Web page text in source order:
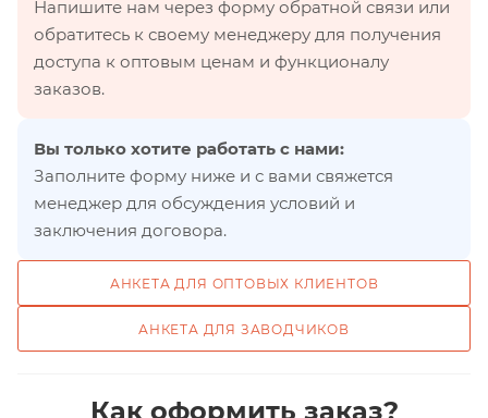
Напишите нам через форму обратной связи или
обратитесь к своему менеджеру для получения
доступа к оптовым ценам и функционалу
заказов.
Вы только хотите работать с нами:
Заполните форму ниже и с вами свяжется
менеджер для обсуждения условий и
заключения договора.
АНКЕТА ДЛЯ ОПТОВЫХ КЛИЕНТОВ
АНКЕТА ДЛЯ ЗАВОДЧИКОВ
Как оформить заказ?